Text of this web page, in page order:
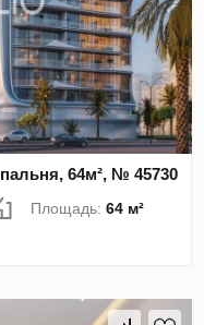
64м², № 45730
Площадь:64 м²